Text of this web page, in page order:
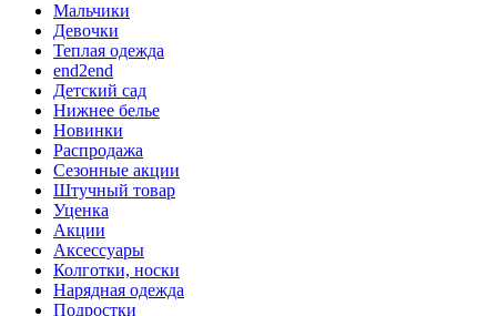
Мальчики
Девочки
Теплая одежда
end2end
Детский сад
Нижнее белье
Новинки
Распродажа
Сезонные акции
Штучный товар
Уценка
Акции
Аксессуары
Колготки, носки
Нарядная одежда
Подростки